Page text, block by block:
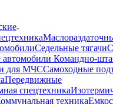
Седельные тягачи
Командно-
для МЧССамоходные
Передвижные
спецтехника
техника